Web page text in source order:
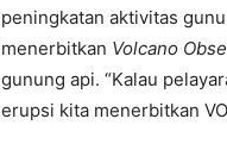
peningkatan aktivitas
menerbitkan Volcano
gunung api. “Kalau
erupsi kita menerbitkan